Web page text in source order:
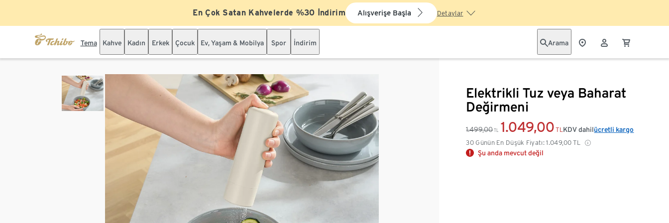
En Çok Satan Kahvelerde %30 İndirim Alışverişe Başla Detaylar
Tema Kahve Kadın Erkek Çocuk Ev, Yaşam & Mobilya Spor İndirim Arama
Elektrikli Tuz veya Baharat
Değirmeni
1.499,00 TL 1.049,00 TL
30 Günün En Düşük Fiyatı: 1.049,00 TL
KDV dahilücretli kargo
Şu anda mevcut değil